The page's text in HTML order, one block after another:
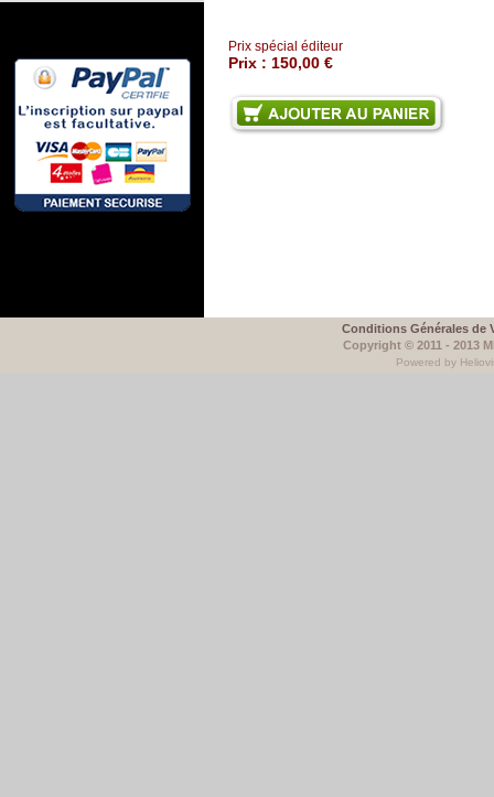
Prix spécial éditeur
Prix : 150,00 €
Conditions Générales de
Copyright © 2011 - 2013
Powered by